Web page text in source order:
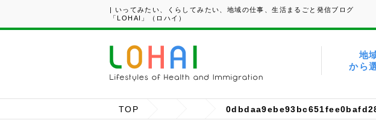
| いってみたい、くらしてみたい、地域の仕事、生活まるごと発信ブログ
「LOHAI」（ロハイ）
地
から
TOP